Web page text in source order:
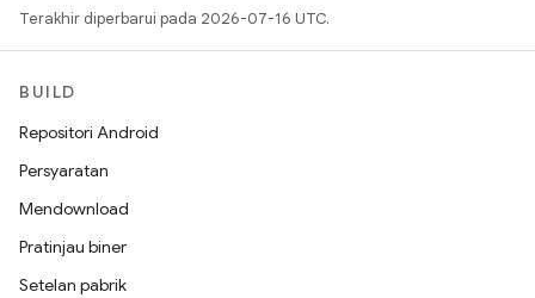
Terakhir diperbarui pada 2026-07-16 UTC.
BUILD
Repositori Android
Persyaratan
Mendownload
Pratinjau biner
Setelan pabrik